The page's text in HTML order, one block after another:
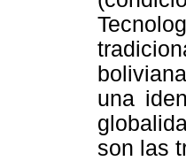
una
son las